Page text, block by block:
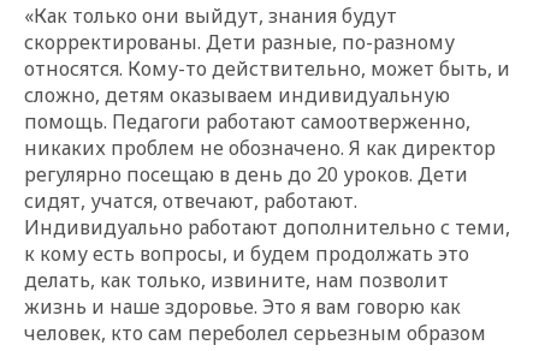
«Как только они выйдут, знания будут
скорректированы. Дети разные, по-разному
относятся. Кому-то действительно, может быть, и
сложно, детям оказываем индивидуальную
помощь. Педагоги работают самоотверженно,
никаких проблем не обозначено. Я как директор
регулярно посещаю в день до 20 уроков. Дети
сидят, учатся, отвечают, работают.
Индивидуально работают дополнительно с теми,
к кому есть вопросы, и будем продолжать это
делать, как только, извините, нам позволит
жизнь и наше здоровье. Это я вам говорю как
человек, кто сам переболел серьезным образом